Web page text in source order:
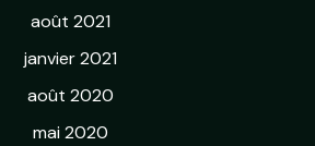
août 2021
janvier 2021
août 2020
mai 2020